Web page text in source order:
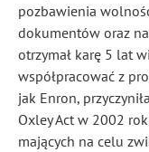
pozbawienia
dokumentów oraz
otrzymał karę 5 lat
współpracować z
jak Enron,
Oxley Act w 2002
mających na celu